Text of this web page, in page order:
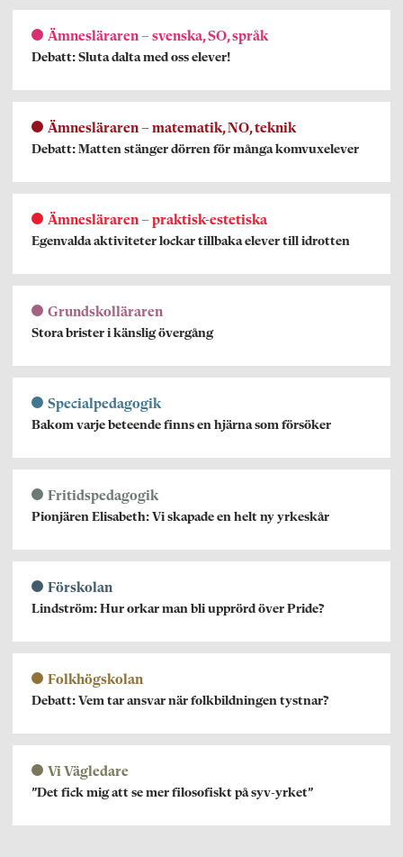
Ämnesläraren – svenska, SO, språk
Debatt: Sluta dalta med oss elever!
Ämnesläraren – matematik, NO, teknik
Debatt: Matten stänger dörren för många komvuxelever
Ämnesläraren – praktisk-estetiska
Egenvalda aktiviteter lockar tillbaka elever till idrotten
Grundskolläraren
Stora brister i känslig övergång
Specialpedagogik
Bakom varje beteende finns en hjärna som försöker
Fritidspedagogik
Pionjären Elisabeth: Vi skapade en helt ny yrkeskår
Förskolan
Lindström: Hur orkar man bli upprörd över Pride?
Folkhögskolan
Debatt: Vem tar ansvar när folkbildningen tystnar?
Vi Vägledare
”Det fick mig att se mer filosofiskt på syv-yrket”